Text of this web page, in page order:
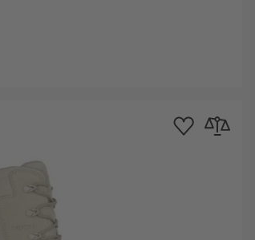
Ajouter à la liste
Ajouter au